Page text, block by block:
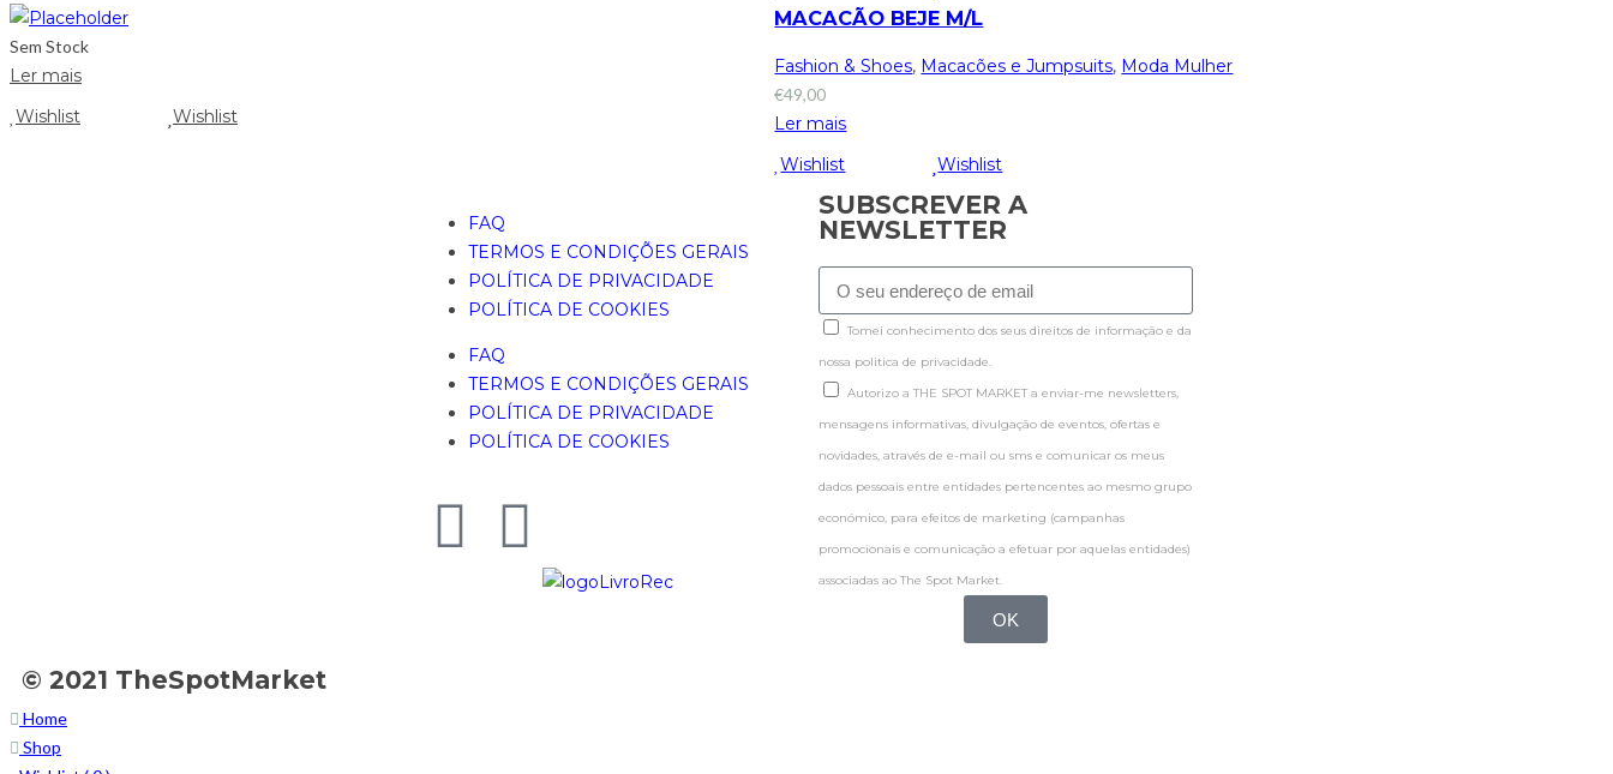
Sem Stock
Ler mais
Wishlist
Wishlist
MACACÃO BEJE M/L
Fashion & Shoes, Macacões e Jumpsuits, Moda Mulher
€49,00
Ler mais
Wishlist
Wishlist
FAQ
TERMOS E CONDIÇÕES GERAIS
POLÍTICA DE PRIVACIDADE
POLÍTICA DE COOKIES
FAQ
TERMOS E CONDIÇÕES GERAIS
POLÍTICA DE PRIVACIDADE
POLÍTICA DE COOKIES
SUBSCREVER A
NEWSLETTER
Tomei conhecimento dos seus direitos de informação e da
nossa politica de privacidade.
Autorizo a THE SPOT MARKET a enviar-me newsletters,
mensagens informativas, divulgação de eventos, ofertas e
novidades, através de e-mail ou sms e comunicar os meus
dados pessoais entre entidades pertencentes ao mesmo grupo
económico, para efeitos de marketing (campanhas
promocionais e comunicação a efetuar por aquelas entidades)
associadas ao The Spot Market.
OK
© 2021 TheSpotMarket
Home
Shop